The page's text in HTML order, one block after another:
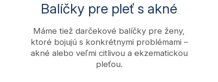
Balíčky pre pleť s akné
Máme tiež darčekové balíčky pre ženy,
ktoré bojujú s konkrétnymi problémami –
akné alebo veľmi citlivou a ekzematickou
pleťou.